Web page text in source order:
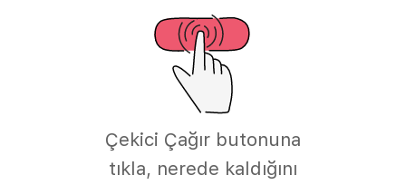
Çekici Çağır butonuna
tıkla, nerede kaldığını